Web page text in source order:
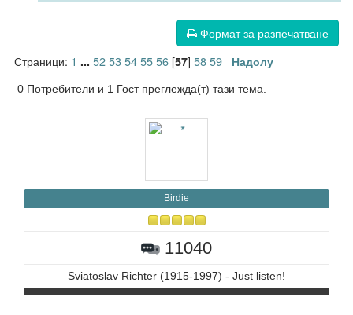
Формат за разпечатване
Страници: 1 ... 5253545556[57] 5859 Надолу
0 Потребители и 1 Гост преглежда(т) тази тема.
Birdie
11040
Sviatoslav Richter (1915-1997) - Just listen!